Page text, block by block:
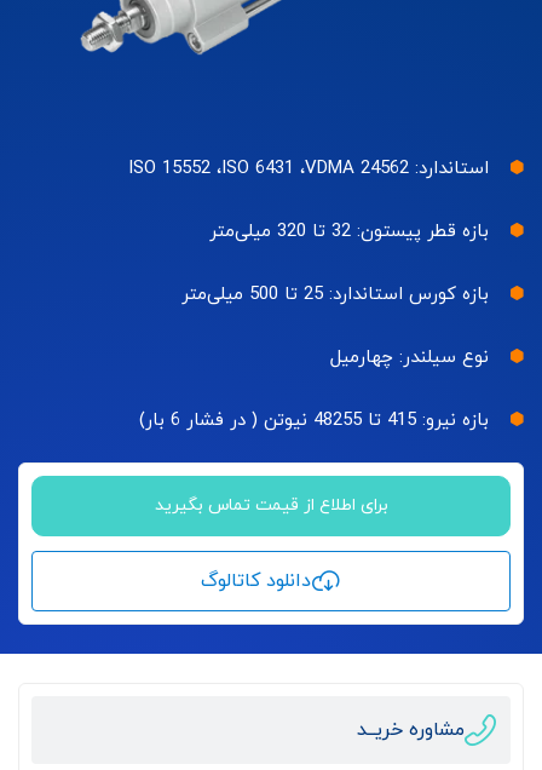
استاندارد: ISO 15552 ،ISO 6431 ،VDMA 24562
بازه قطر پیستون: 32 تا 320 میلی‌متر
بازه کورس استاندارد: 25 تا 500 میلی‌متر
نوع سیلندر: چهارمیل
بازه نیرو: 415 تا 48255 نیوتن ( در فشار 6 بار)
برای اطلاع از قیمت تماس بگیرید
دانلود کاتالوگ
مشاوره خریــد